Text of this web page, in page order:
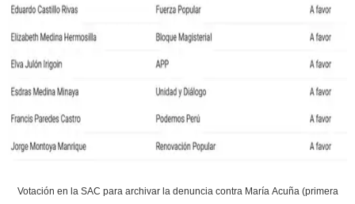
Votación en la SAC para archivar la denuncia contra María Acuña (primera